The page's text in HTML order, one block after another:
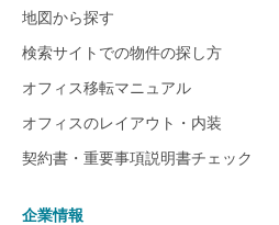
地図から探す
検索サイトでの物件の探し方
オフィス移転マニュアル
オフィスのレイアウト・内装
契約書・重要事項説明書チェック
企業情報